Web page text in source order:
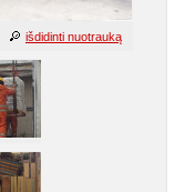
išdidinti nuotrauką